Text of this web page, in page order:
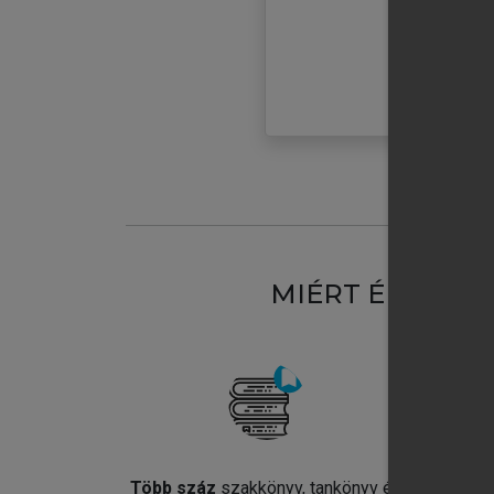
MIÉRT
Több száz szakkönyv, tankönyv és